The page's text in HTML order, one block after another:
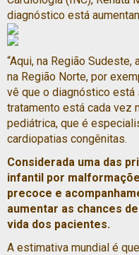
diagnóstico está
“Aqui, na Região
na Região Norte, por
vê que o diagnóstico
tratamento está cada vez
pediátrica, que é
cardiopatias congênitas.
Considerada uma das
infantil por
precoce e
aumentar as chances
vida dos pacientes.
A estimativa mundial é